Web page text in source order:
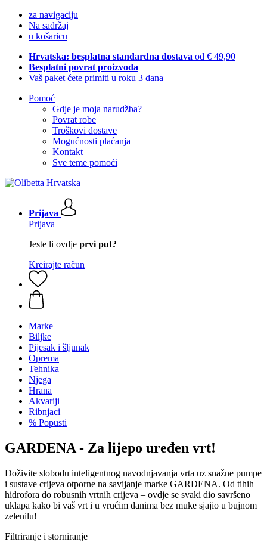
za navigaciju
Na sadržaj
u košaricu
Hrvatska: besplatna standardna dostava od € 49,90
Besplatni povrat proizvoda
Vaš paket ćete primiti u roku 3 dana
Pomoć
Gdje je moja narudžba?
Povrat robe
Troškovi dostave
Mogućnosti plaćanja
Kontakt
Sve teme pomoći
Prijava
Prijava
Jeste li ovdje prvi put?
Kreirajte račun
Marke
Biljke
Pijesak i šljunak
Oprema
Tehnika
Njega
Hrana
Akvariji
Ribnjaci
% Popusti
GARDENA - Za lijepo uređen vrt!
Doživite slobodu inteligentnog navodnjavanja vrta uz snažne pumpe
i sustave crijeva otporne na savijanje marke GARDENA. Od tihih
hidrofora do robusnih vrtnih crijeva – ovdje se svaki dio savršeno
uklapa kako bi vaš vrt i u vrućim danima bez muke sjajio u bujnom
zelenilu!
Filtriranje i storniranje